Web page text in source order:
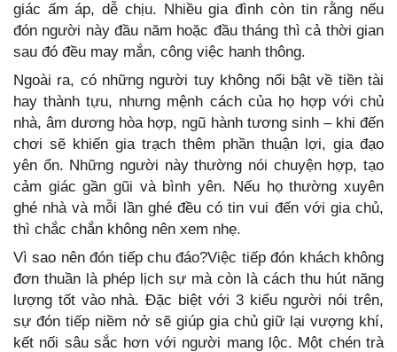
giác ấm áp, dễ chịu. Nhiều gia đình còn tin rằng nếu
đón người này đầu năm hoặc đầu tháng thì cả thời gian
sau đó đều may mắn, công việc hanh thông.
Ngoài ra, có những người tuy không nổi bật về tiền tài
hay thành tựu, nhưng mệnh cách của họ hợp với chủ
nhà, âm dương hòa hợp, ngũ hành tương sinh – khi đến
chơi sẽ khiến gia trạch thêm phần thuận lợi, gia đạo
yên ổn. Những người này thường nói chuyện hợp, tạo
cảm giác gần gũi và bình yên. Nếu họ thường xuyên
ghé nhà và mỗi lần ghé đều có tin vui đến với gia chủ,
thì chắc chắn không nên xem nhẹ.
Vì sao nên đón tiếp chu đáo?Việc tiếp đón khách không
đơn thuần là phép lịch sự mà còn là cách thu hút năng
lượng tốt vào nhà. Đặc biệt với 3 kiểu người nói trên,
sự đón tiếp niềm nở sẽ giúp gia chủ giữ lại vượng khí,
kết nối sâu sắc hơn với người mang lộc. Một chén trà